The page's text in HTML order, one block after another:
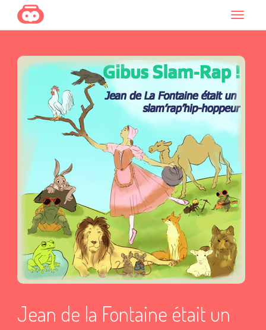
Jean de la Fontaine était un